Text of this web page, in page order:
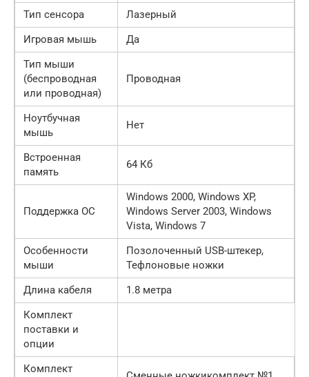
Тип сенсора
Лазерный
Игровая мышь
Да
Тип мыши
(беспроводная
или проводная)
Проводная
Ноутбучная
мышь
Нет
Встроенная
память
64 Кб
Поддержка ОС
Windows 2000, Windows XP,
Windows Server 2003, Windows
Vista, Windows 7
Особенности
мыши
Позолоченный USB-штекер,
Тефлоновые ножки
Длина кабеля
1.8 метра
Комплект
поставки и
опции
Комплект